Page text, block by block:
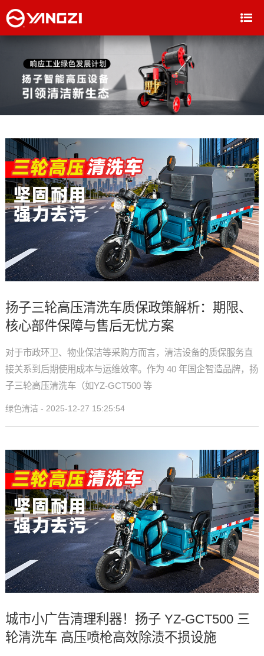
扬子三轮高压清洗车质保政策解析：期限、
核心部件保障与售后无忧方案
对于市政环卫、物业保洁等采购方而言，清洁设备的质保服务直
接关系到后期使用成本与运维效率。作为 40 年国企智造品牌，扬
子三轮高压清洗车（如YZ-GCT500 等
绿色清洁 - 2025-12-27 15:25:54
城市小广告清理利器！扬子 YZ-GCT500 三
轮清洗车 高压喷枪高效除渍不损设施